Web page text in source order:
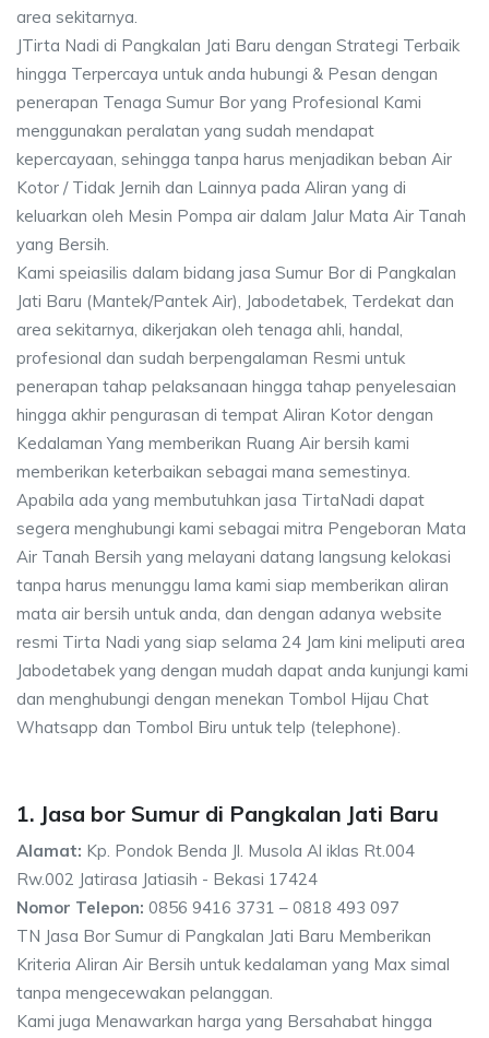
area sekitarnya.
JTirta Nadi di Pangkalan Jati Baru dengan Strategi Terbaik
hingga Terpercaya untuk anda hubungi & Pesan dengan
penerapan Tenaga Sumur Bor yang Profesional Kami
menggunakan peralatan yang sudah mendapat
kepercayaan, sehingga tanpa harus menjadikan beban Air
Kotor / Tidak Jernih dan Lainnya pada Aliran yang di
keluarkan oleh Mesin Pompa air dalam Jalur Mata Air Tanah
yang Bersih.
Kami speiasilis dalam bidang jasa Sumur Bor di Pangkalan
Jati Baru (Mantek/Pantek Air), Jabodetabek, Terdekat dan
area sekitarnya, dikerjakan oleh tenaga ahli, handal,
profesional dan sudah berpengalaman Resmi untuk
penerapan tahap pelaksanaan hingga tahap penyelesaian
hingga akhir pengurasan di tempat Aliran Kotor dengan
Kedalaman Yang memberikan Ruang Air bersih kami
memberikan keterbaikan sebagai mana semestinya.
Apabila ada yang membutuhkan jasa TirtaNadi dapat
segera menghubungi kami sebagai mitra Pengeboran Mata
Air Tanah Bersih yang melayani datang langsung kelokasi
tanpa harus menunggu lama kami siap memberikan aliran
mata air bersih untuk anda, dan dengan adanya website
resmi Tirta Nadi yang siap selama 24 Jam kini meliputi area
Jabodetabek yang dengan mudah dapat anda kunjungi kami
dan menghubungi dengan menekan Tombol Hijau Chat
Whatsapp dan Tombol Biru untuk telp (telephone).
1. Jasa bor Sumur di Pangkalan Jati Baru
Alamat: Kp. Pondok Benda Jl. Musola Al iklas Rt.004
Rw.002 Jatirasa Jatiasih - Bekasi 17424
Nomor Telepon: 0856 9416 3731 – 0818 493 097
TN Jasa Bor Sumur di Pangkalan Jati Baru Memberikan
Kriteria Aliran Air Bersih untuk kedalaman yang Max simal
tanpa mengecewakan pelanggan.
Kami juga Menawarkan harga yang Bersahabat hingga